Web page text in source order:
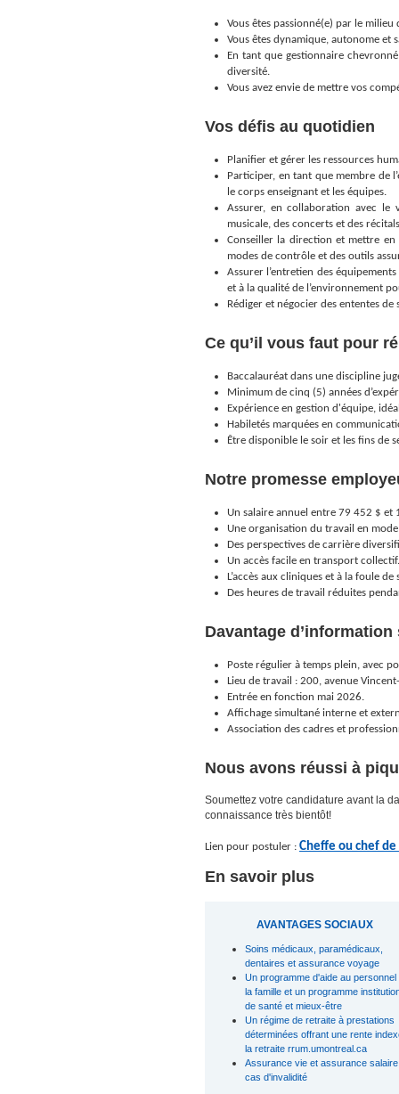
Vous êtes passionné(e) par le
Vous êtes dynamique, autonome et
En tant que gestionnaire
diversité.
Vous avez envie de mettre vos
Vos défis au quotidien
Planifier et gérer les ressources
Participer, en tant que membre de
le corps enseignant et les équipes.
Assurer, en collaboration avec le
musicale, des concerts et des
Conseiller la direction et mettre en
modes de contrôle et des outils
Assurer l’entretien des
et à la qualité de l’environnement
Rédiger et négocier des ententes
Ce qu’il vous faut pour
Baccalauréat dans une discipline
Minimum de cinq (5) années
Expérience en gestion d'équipe,
Habiletés marquées en
Être disponible le soir et les fins de
Notre promesse
Un salaire annuel entre 79 452 $ et
Une organisation du travail en
Des perspectives de carrière
Un accès facile en transport collectif.
L’accès aux cliniques et à la foule
Des heures de travail réduites
Davantage
Poste régulier à temps plein, avec
Lieu de travail : 200, avenue
Entrée en fonction mai 2026.
Affichage simultané interne et
Association des cadres et
Nous avons réussi à
Soumettez votre candidature avant la
connaissance très bientôt!
Lien pour postuler : Cheffe ou chef
En savoir plus
AVANTAGES SOCIAUX
Soins médicaux, paramédicaux,
dentaires et assurance voyage
Un programme d'aide au personnel
la famille et un programme
de santé et mieux-être
Un régime de retraite à prestations
déterminées offrant une rente
la retraite rrum.umontreal.ca
Assurance vie et assurance
cas d'invalidité